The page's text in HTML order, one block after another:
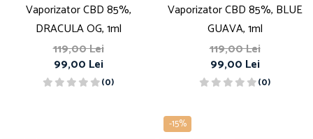
Vaporizator CBD 85%,
DRACULA OG, 1ml
119,00 Lei
99,00 Lei
(0)
Vaporizator CBD 85%, BLUE
GUAVA, 1ml
119,00 Lei
99,00 Lei
(0)
-15%